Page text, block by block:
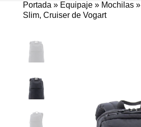
Portada » Equipaje» Mochilas»
Slim, Cruiser de Vogart